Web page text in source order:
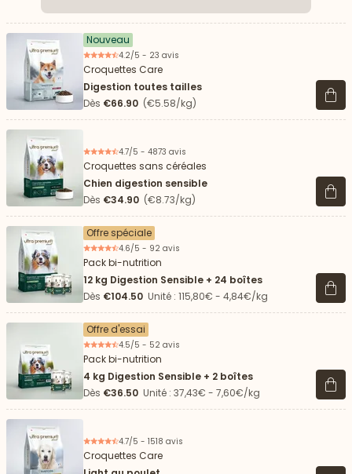
Nouveau
4.2/5 - 23 avis
Croquettes Care
Digestion toutes tailles
Dès €66.90 (€5.58/kg) Voir
4.7/5 - 4873 avis
Croquettes sans céréales
Chien digestion sensible
Dès €34.90 (€8.73/kg) Voir
Offre spéciale
4.6/5 - 92 avis
Pack bi-nutrition
12 kg Digestion Sensible + 24 boîtes
Dès €104.50 Unité : 115,80€ - 4,84€/kg Voir
Offre d'essai
4.5/5 - 52 avis
Pack bi-nutrition
4 kg Digestion Sensible + 2 boîtes
Dès €36.50 Unité : 37,43€ - 7,60€/kg Voir
4.7/5 - 1518 avis
Croquettes Care